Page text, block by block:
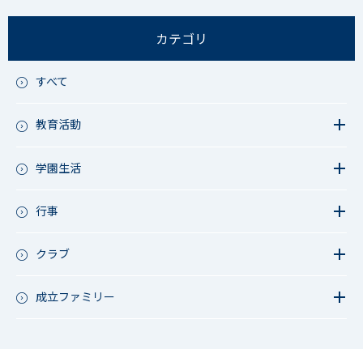
カテゴリ
すべて
教育活動
教育活動（高校）
アース・プロジェクト
学園生活
今日の1枚～ｸﾗｽ&ｸﾗﾌﾞ編～
行事
成立祭（文化祭）
クラブ
軟式野球
成立ファミリー